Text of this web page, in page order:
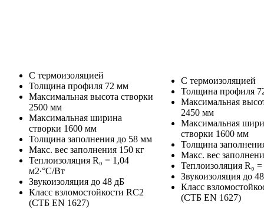
С термоизоляцией
Толщина профиля 72 мм
Максимальная высота створки
2500 мм
Максимальная ширина
створки 1600 мм
Толщина заполнения до 58 мм
Макс. вес заполнения 150 кг
Теплоизоляция R₀ = 1,04
м2∙°С/Вт
Звукоизоляция до 48 дБ
Класс взломостойкости RC2
(СТБ EN 1627)
С термоизоляцией
Толщина профиля
Максимальная
2450 мм
Максимальная
створки 1600 мм
Толщина
Макс. вес
Теплоизоляция R₀
Звукоизоляция до
Класс
(СТБ EN 1627)